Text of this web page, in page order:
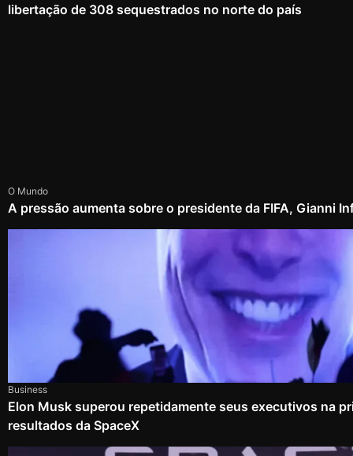
libertação de 308 sequestrados no norte do país
O Mundo
A pressão aumenta sobre o presidente da FIFA, Gianni
Business
Elon Musk superou repetidamente seus executivos na
resultados da SpaceX